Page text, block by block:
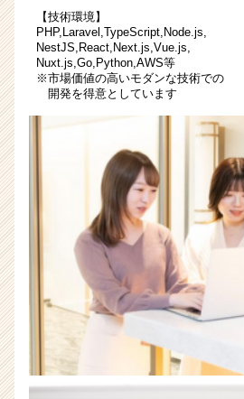
【技術環境】
PHP,Laravel,TypeScript,Node.js,
NestJS,React,Next.js,Vue.js,
Nuxt.js,Go,Python,AWS等
※市場価値の高いモダンな技術での
開発を得意としています